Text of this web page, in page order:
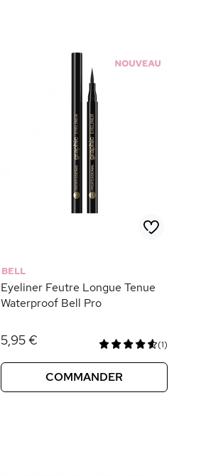
BELL
Eyeliner Feutre Longue Tenue
Waterproof Bell Pro
5,95 € (1)
COMMANDER